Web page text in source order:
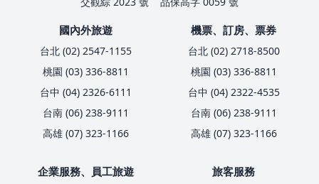
國內外旅遊
台北 (02) 2547-1155
桃園 (03) 336-8811
台中 (04) 2326-6111
台南 (06) 238-9111
高雄 (07) 323-1166
機票、訂房、票券
台北 (02) 2718-8500
桃園 (03) 336-8811
台中 (04) 2322-4535
台南 (06) 238-9111
高雄 (07) 323-1166
企業服務、員工旅遊 旅客服務